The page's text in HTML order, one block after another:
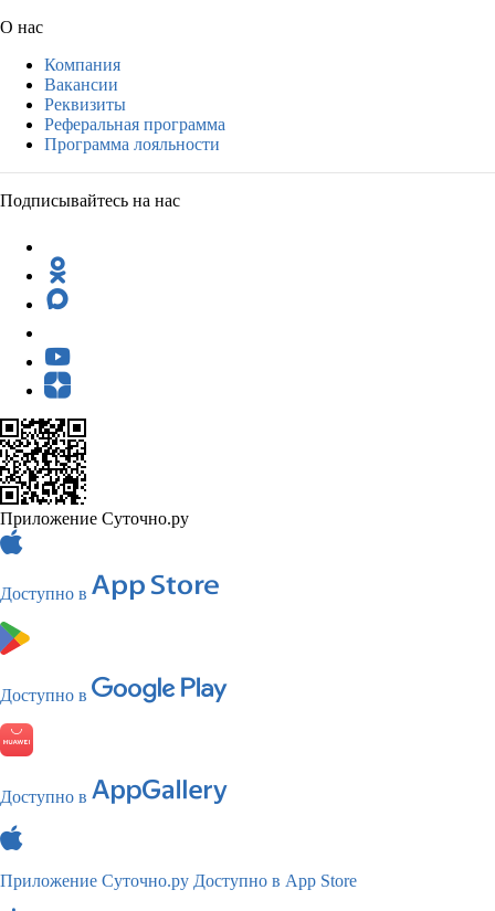
О нас
Компания
Вакансии
Реквизиты
Реферальная программа
Программа лояльности
Подписывайтесь на нас
Приложение Суточно.ру
Доступно в
Доступно в
Доступно в
Приложение Суточно.ру Доступно в App Store